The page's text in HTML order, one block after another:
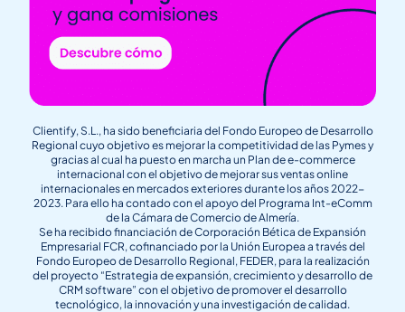
Clientify, S.L., ha sido beneficiaria del Fondo Europeo de Desarrollo
Regional cuyo objetivo es mejorar la competitividad de las Pymes y
gracias al cual ha puesto en marcha un Plan de e-commerce
internacional con el objetivo de mejorar sus ventas online
internacionales en mercados exteriores durante los años 2022-
2023. Para ello ha contado con el apoyo del Programa Int-eComm
de la Cámara de Comercio de Almería.
Se ha recibido financiación de Corporación Bética de Expansión
Empresarial FCR, cofinanciado por la Unión Europea a través del
Fondo Europeo de Desarrollo Regional, FEDER, para la realización
del proyecto “Estrategia de expansión, crecimiento y desarrollo de
CRM software” con el objetivo de promover el desarrollo
tecnológico, la innovación y una investigación de calidad.